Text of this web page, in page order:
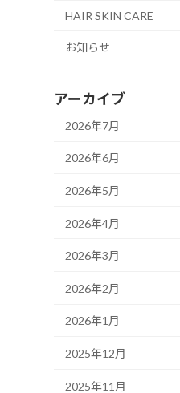
HAIR SKIN CARE
お知らせ
アーカイブ
2026年7月
2026年6月
2026年5月
2026年4月
2026年3月
2026年2月
2026年1月
2025年12月
2025年11月